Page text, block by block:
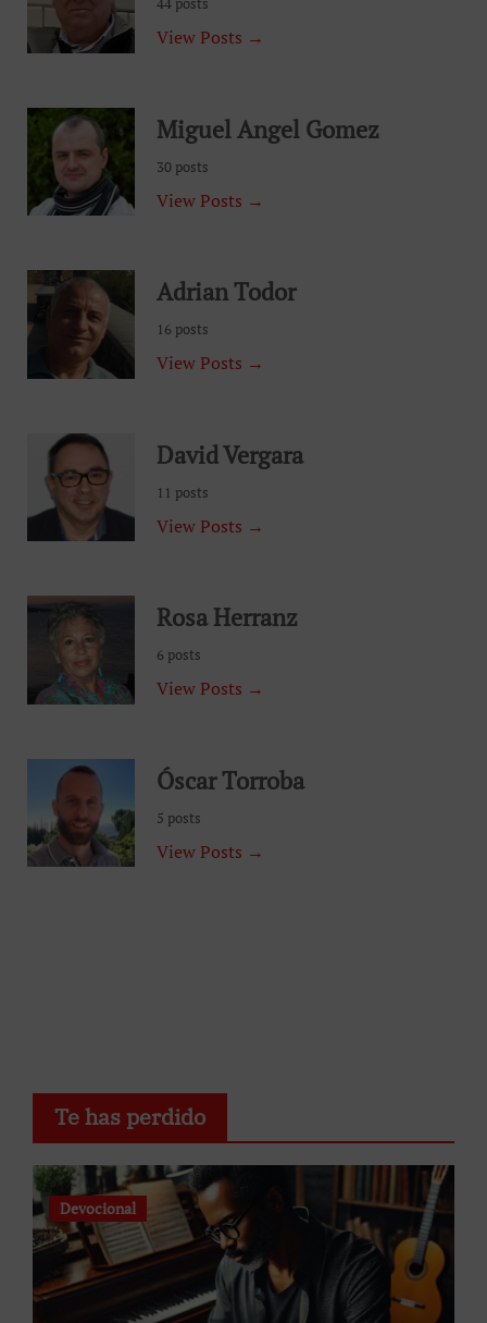
44 posts
View Posts →
Miguel Angel Gomez
30 posts
View Posts →
Adrian Todor
16 posts
View Posts →
David Vergara
11 posts
View Posts →
Rosa Herranz
6 posts
View Posts →
Óscar Torroba
5 posts
View Posts →
Te has perdido
Devocional